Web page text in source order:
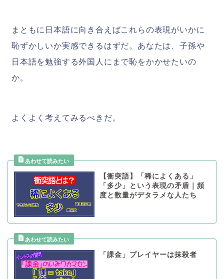
まともに日本語に向き合えばこれらの表現がいかに
恥ずかしいか実感できるはずだ。あなたは、子孫や
日本語を勉強する外国人にまで恥をかかせたいの
か。
よくよく考えてみるべきだ。
【衝突語】「稀によくある」
「多少」という表現の矛盾｜頻
度と数量がデタラメな人たち
「課金」プレイヤーは抹殺者